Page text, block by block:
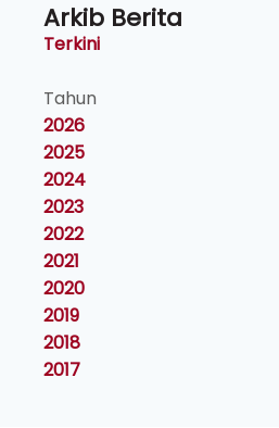
Arkib Berita
Terkini
Tahun
2026
2025
2024
2023
2022
2021
2020
2019
2018
2017